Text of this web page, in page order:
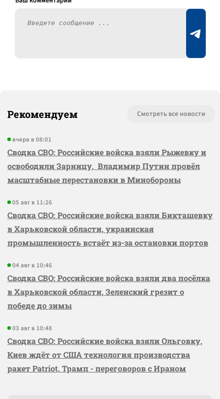
Рекомендуем Смотреть все новости
вчера в 08:01
Сводка СВО: Российские войска взяли Рыжевку и
освободили Зарницу, Владимир Путин провёл
масштабные перестановки в Минобороны
05 авг в 11:26
Сводка СВО: Российские войска взяли Бикташевку
в Харьковской области, украинская
промышленность встаёт из-за остановки портов
04 авг в 10:46
Сводка СВО: Российские войска взяли два посёлка
в Харьковской области, Зеленский грезит о
победе до зимы
03 авг в 10:48
Сводка СВО: Российские войска взяли Ольговку,
Киев ждёт от США технология производства
ракет Patriot, Трамп - переговоров с Ираном